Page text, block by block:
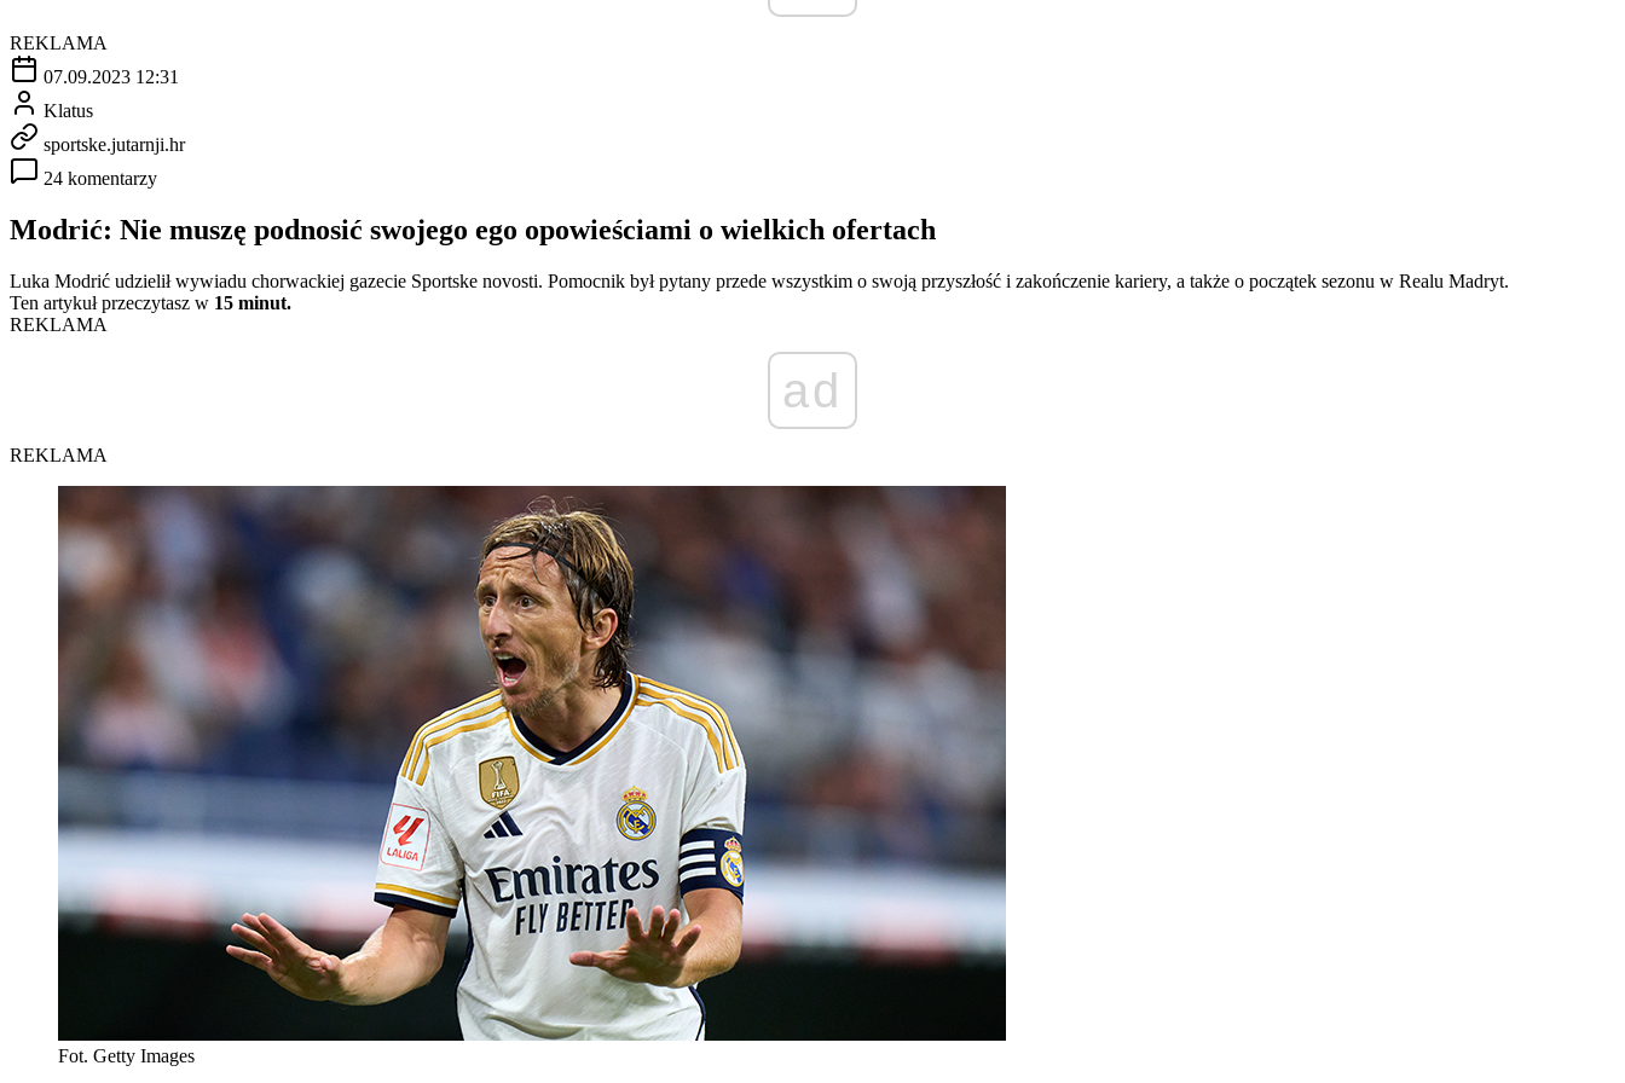
REKLAMA
07.09.2023 12:31
Klatus
sportske.jutarnji.hr
24 komentarzy
Modrić: Nie muszę podnosić swojego ego opowieściami o wielkich ofertach
Luka Modrić udzielił wywiadu chorwackiej gazecie Sportske novosti. Pomocnik był pytany przede wszystkim o swoją przyszłość i zakończenie kariery, a także o początek sezonu w Realu Madryt.
Ten artykuł przeczytasz w 15 minut.
REKLAMA
ad
REKLAMA
Fot. Getty Images